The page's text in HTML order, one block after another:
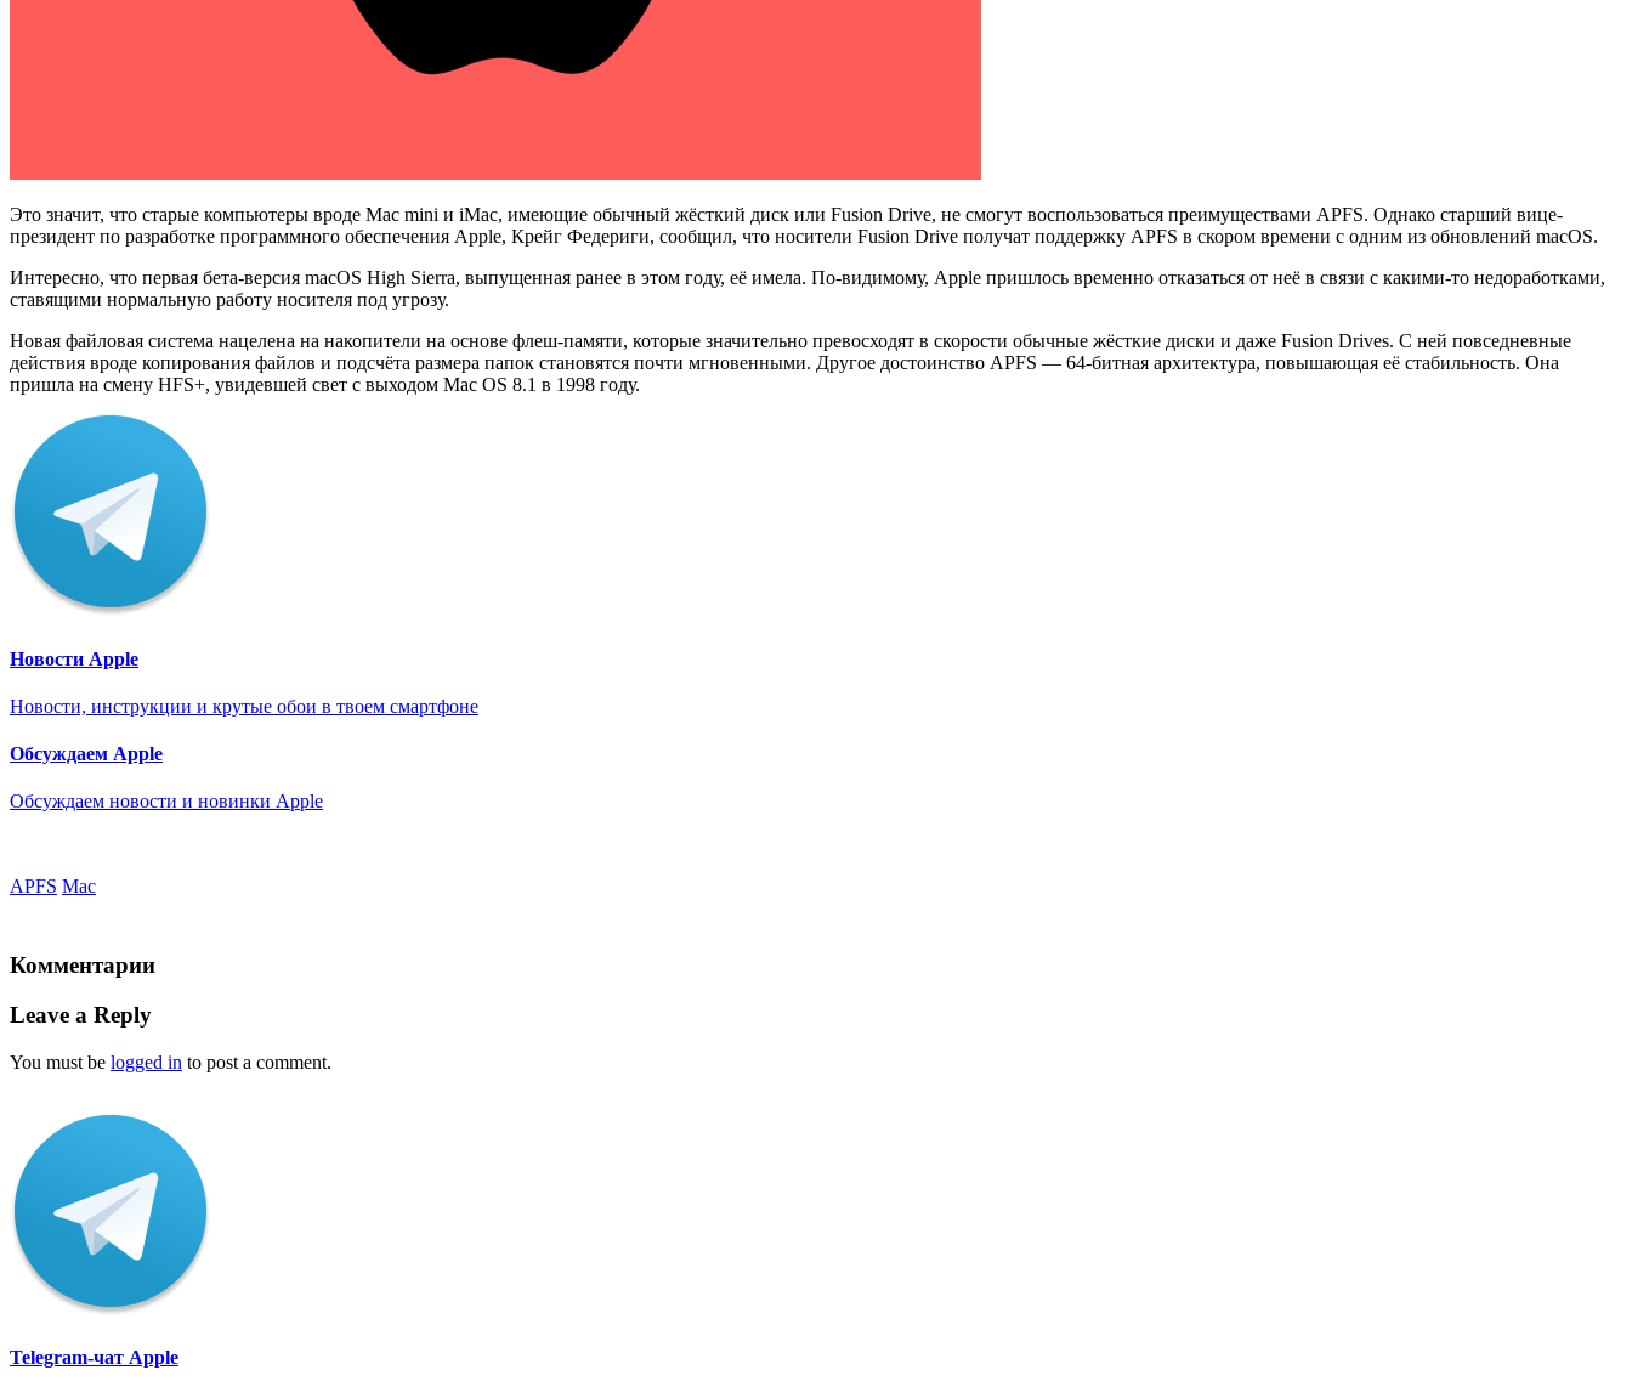
Это значит, что старые компьютеры вроде Mac mini и iMac, имеющие обычный жёсткий диск или Fusion Drive, не смогут воспользоваться преимуществами APFS. Однако старший вице-
президент по разработке программного обеспечения Apple, Крейг Федериги, сообщил, что носители Fusion Drive получат поддержку APFS в скором времени с одним из обновлений macOS.
Интересно, что первая бета-версия macOS High Sierra, выпущенная ранее в этом году, её имела. По-видимому, Apple пришлось временно отказаться от неё в связи с какими-то недоработками,
ставящими нормальную работу носителя под угрозу.
Новая файловая система нацелена на накопители на основе флеш-памяти, которые значительно превосходят в скорости обычные жёсткие диски и даже Fusion Drives. С ней повседневные
действия вроде копирования файлов и подсчёта размера папок становятся почти мгновенными. Другое достоинство APFS — 64-битная архитектура, повышающая её стабильность. Она
пришла на смену HFS+, увидевшей свет с выходом Mac OS 8.1 в 1998 году.
Новости Apple
Новости, инструкции и крутые обои в твоем смартфоне
Обсуждаем Apple
Обсуждаем новости и новинки Apple
APFS Mac
Комментарии
Leave a Reply
You must be logged in to post a comment.
Telegram-чат Apple